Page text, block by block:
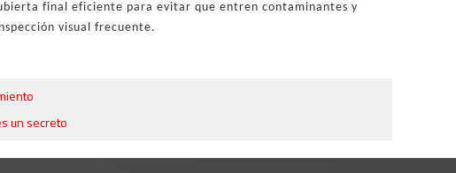
final eficiente para evitar que entren contaminantes y
visual frecuente.
un secreto